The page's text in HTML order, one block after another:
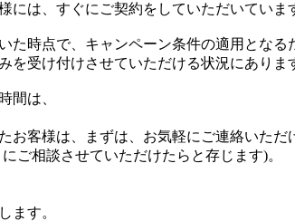
には、すぐにご契約をしていただいていま
た時点で、キャンペーン条件の適用となる
を受け付けさせていただける状況にありま
間は、
お客様は、まずは、お気軽にご連絡いただ
ご相談させていただけたらと存じます)。
ます。